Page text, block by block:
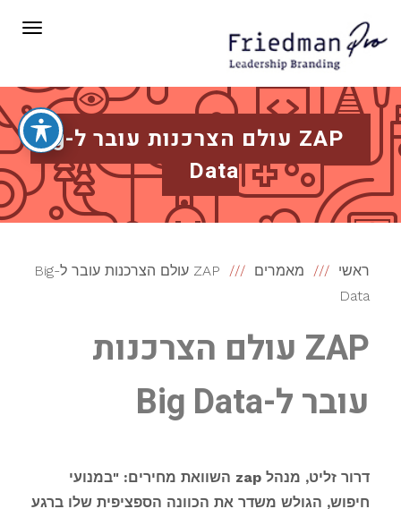
ZAP עולם הצרכנות עובר ל-Big
Data
ראשי מאמרים
ZAP עולם הצרכנות עובר ל-Big
Data
ZAP עולם הצרכנות
עובר ל-Big Data
דרור זליט, מנהל zap השוואת מחירים: "במנועי
חיפוש, הגולש משדר את הכוונה הספציפית שלו ברגע